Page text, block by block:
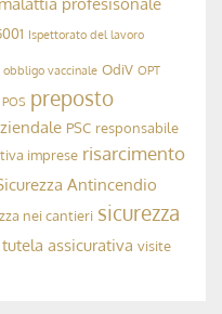
a Crediti”
cookie per offrirti
all'uso di TUTTI i cookie.
Privacy & Cookies